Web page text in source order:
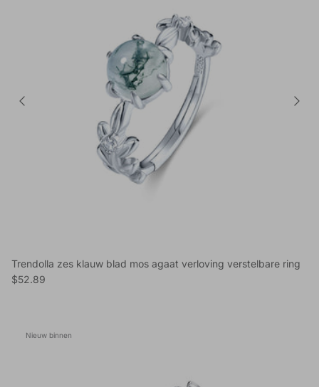
Trendolla zes klauw blad mos agaat verloving verstelbare ring
Reguliere prijs
$52.89
Nieuw binnen